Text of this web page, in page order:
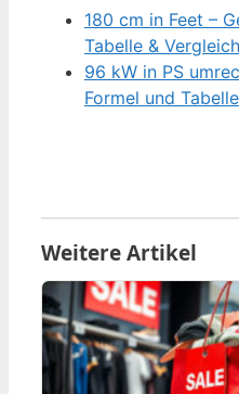
180 cm in Feet –
Tabelle & Vergleich
96 kW in PS
Formel und Tabelle
Weitere Artikel